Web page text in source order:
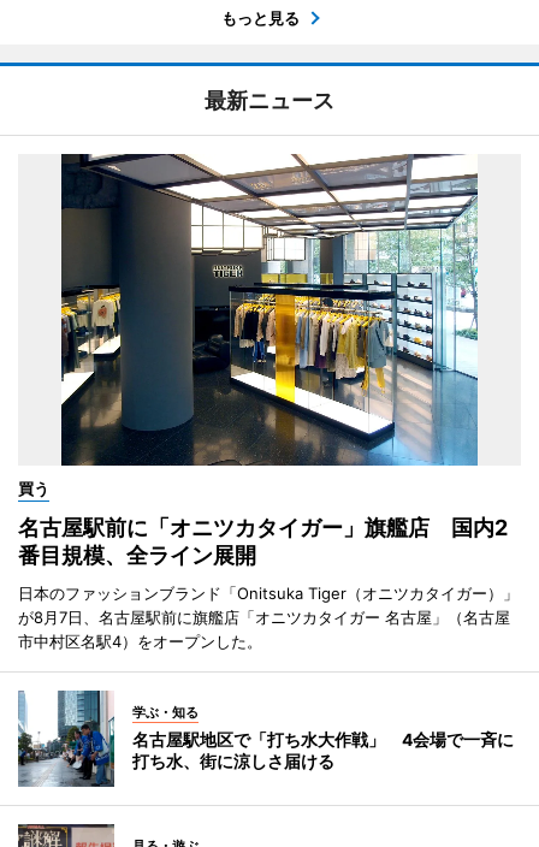
もっと見る
最新ニュース
買う
名古屋駅前に「オニツカタイガー」旗艦店 国内2
番目規模、全ライン展開
日本のファッションブランド「Onitsuka Tiger（オニツカタイガー）」
が8月7日、名古屋駅前に旗艦店「オニツカタイガー 名古屋」（名古屋
市中村区名駅4）をオープンした。
学ぶ・知る
名古屋駅地区で「打ち水大作戦」 4会場で一斉に
打ち水、街に涼しさ届ける